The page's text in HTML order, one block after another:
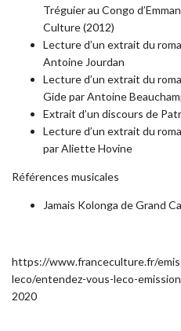
Tréguier au Congo
Culture (2012)
Lecture d’un extrait du
Antoine Jourdan
Lecture d’un extrait du
Gide par Antoine
Extrait d’un discours de
Lecture d’un extrait du
par Aliette Hovine
Références musicales
Jamais Kolonga de Grand
https://www.franceculture.fr/
leco/entendez-vous-leco-
2020